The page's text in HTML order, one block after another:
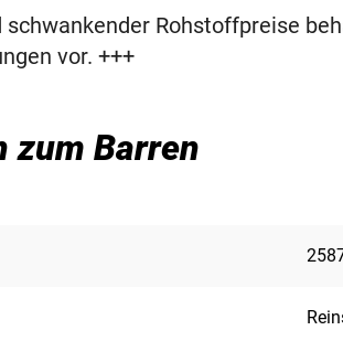
schwankender Rohstoffpreise
vor. +++
zum Barren